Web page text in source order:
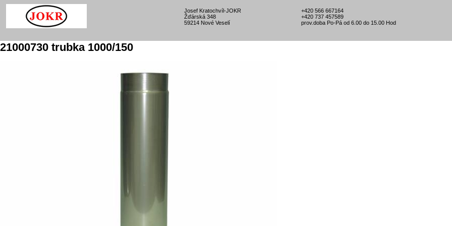
Josef Kratochvíl-JOKR
Žďárská 348
59214 Nové Veselí
+420 566 667164
+420 737 457589
prov.doba Po-Pá od 6.00 do 15.00 Hod
21000730 trubka 1000/150